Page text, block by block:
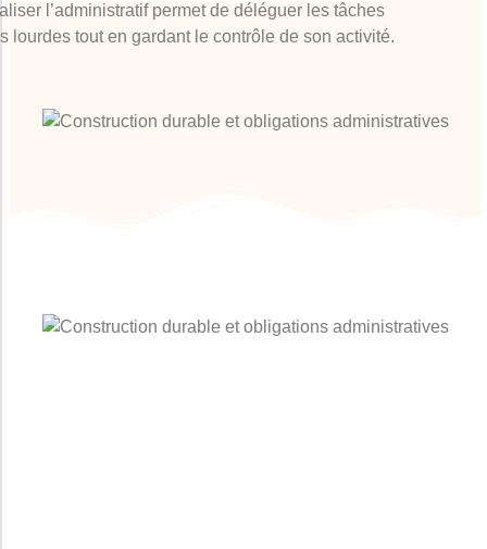
l’administratif permet de déléguer les tâches
lourdes tout en gardant le contrôle de son activité.